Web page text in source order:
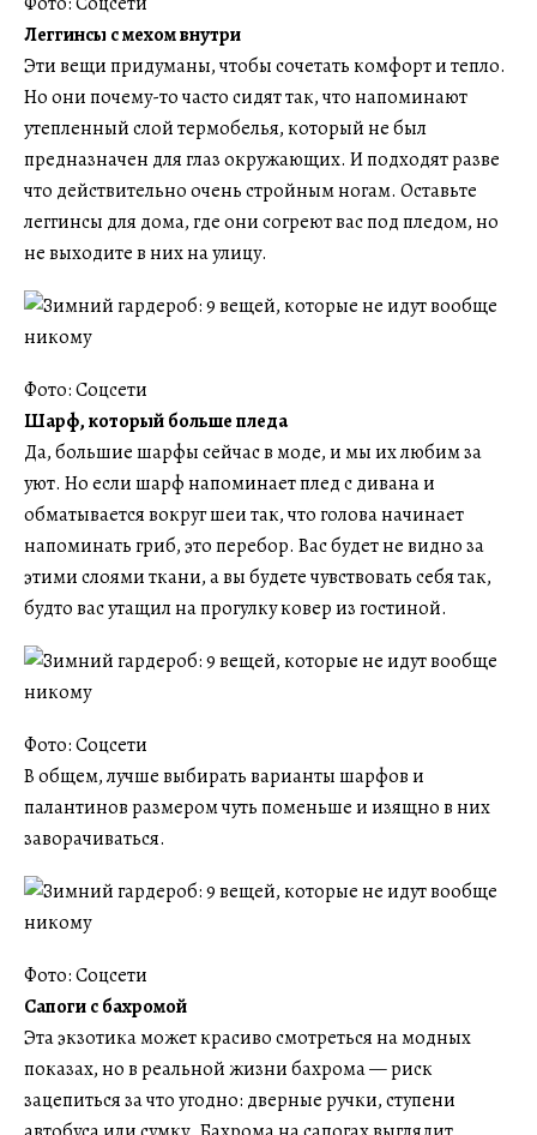
Леггинсы с мехом внутри
Эти вещи придуманы, чтобы сочетать комфорт и тепло.
Но они почему-то часто сидят так, что напоминают
утепленный слой термобелья, который не был
предназначен для глаз окружающих. И подходят разве
что действительно очень стройным ногам. Оставьте
леггинсы для дома, где они согреют вас под пледом, но
не выходите в них на улицу.
Фото: Соцсети
Шарф, который больше пледа
Да, большие шарфы сейчас в моде, и мы их любим за
уют. Но если шарф напоминает плед с дивана и
обматывается вокруг шеи так, что голова начинает
напоминать гриб, это перебор. Вас будет не видно за
этими слоями ткани, а вы будете чувствовать себя так,
будто вас утащил на прогулку ковер из гостиной.
Фото: Соцсети
В общем, лучше выбирать варианты шарфов и
палантинов размером чуть поменьше и изящно в них
заворачиваться.
Фото: Соцсети
Сапоги с бахромой
Эта экзотика может красиво смотреться на модных
показах, но в реальной жизни бахрома — риск
зацепиться за что угодно: дверные ручки, ступени